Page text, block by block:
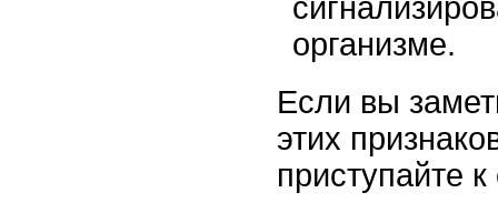
организме.
Если вы
этих
приступайте